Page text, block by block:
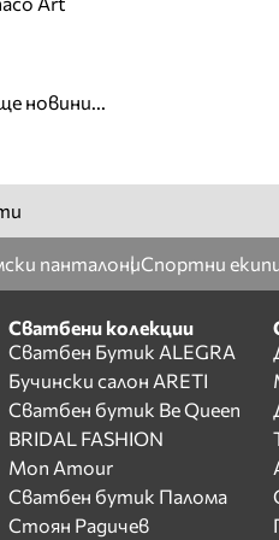
новини...
панталониСпортни
Сватбени колекции
Сватбен Бутик ALEGRA
Бучински салон ARETI
Сватбен бутик Be Queen
BRIDAL FASHION
Mon Amour
Сватбен бутик Палома
Стоян Радичев